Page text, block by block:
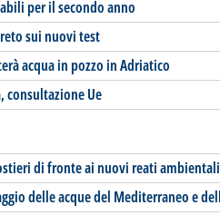
per il secondo anno
sui nuovi test
acqua in pozzo in Adriatico
consultazione Ue
di fronte ai nuovi reati ambientali
delle acque del Mediterraneo e